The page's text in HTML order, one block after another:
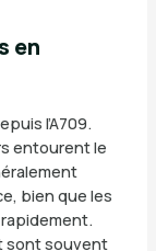
en
l’A709.
entourent le
bien que les
sont souvent